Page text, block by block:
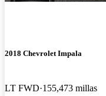
2018 Chevrolet Impala
LT FWD 155,473 millas